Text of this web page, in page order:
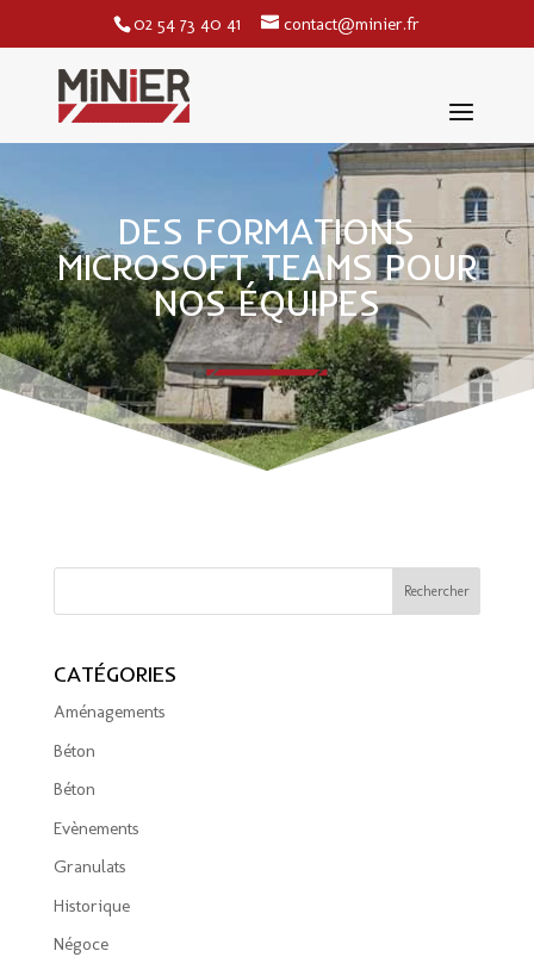
02 54 73 40 41 contact@minier.fr
DES FORMATIONS
MICROSOFT TEAMS POUR
NOS ÉQUIPES
CATÉGORIES
Aménagements
Béton
Béton
Evènements
Granulats
Historique
Négoce